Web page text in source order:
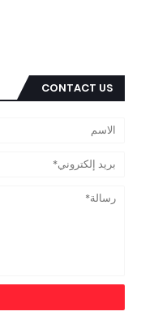
CONTACT US